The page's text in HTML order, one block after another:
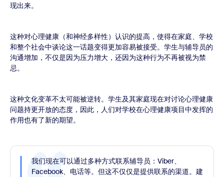
现出来。
这种对心理健康（和神经多样性）认识的提高，使得在家庭、学校
和整个社会中谈论这一话题变得更加容易被接受。学生与辅导员的
沟通增加，不仅是因为压力增大，还因为这种行为不再被视为禁
忌。
这种文化变革不太可能被逆转。学生及其家庭现在对讨论心理健康
问题持更开放的态度，因此，人们对学校在心理健康项目中发挥的
作用也有了新的期望。
我们现在可以通过多种方式联系辅导员：Viber、
Facebook、电话等。但这不仅仅是提供联系的渠道。建